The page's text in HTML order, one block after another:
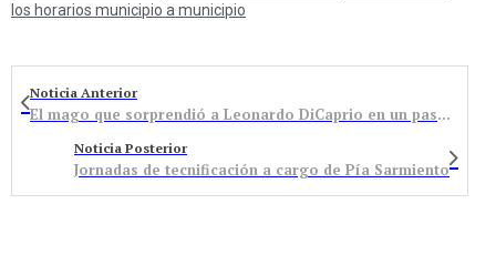
los horarios municipio a municipio
Noticia Anterior
El mago que sorprendió a Leonardo DiCaprio en un pase privado abre el festival Bembibre Vive la Magia
Noticia Posterior
Jornadas de tecnificación a cargo de Pía Sarmiento